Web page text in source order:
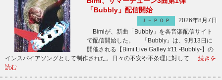
「Bubbly」配信開始
Ｊ－ＰＯＰ
2026年8月7日
Bimiが、新曲「Bubbly」を各音楽配信サイト
で配信開始した。 「Bubbly」は、9月13日に
開催される【Bimi Live Galley #11 -Bubbly-】の
インスパイアソングとして制作された。日々の不安や不条理に対して … 続きを
読む